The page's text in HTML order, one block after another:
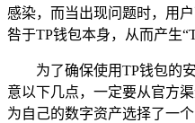
感染，而当出现问题时，用
咎于TP钱包本身，从而产生
为了确保使用TP钱包的
意以下几点，一定要从官方
为自己的数字资产选择了一